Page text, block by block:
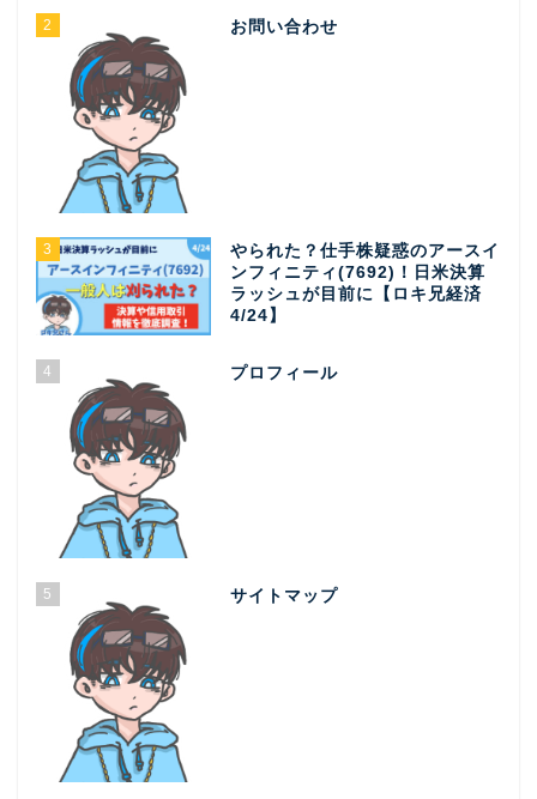
2 お問い合わせ
3
やられた？仕手株疑惑のアースイ
ンフィニティ(7692)！日米決算
ラッシュが目前に【ロキ兄経済
4/24】
4 プロフィール
5 サイトマップ